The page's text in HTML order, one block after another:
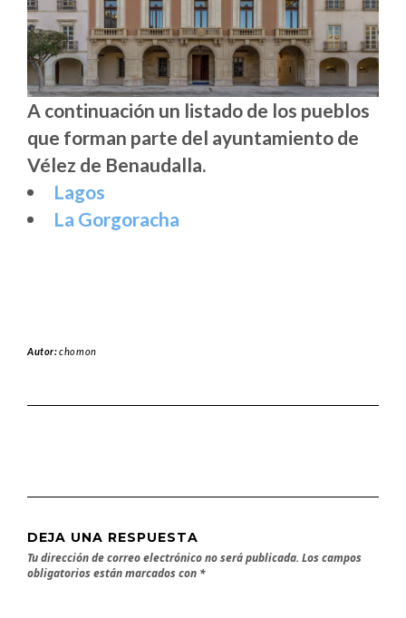
A continuación un listado de los pueblos
que forman parte del ayuntamiento de
Vélez de Benaudalla.
Lagos
La Gorgoracha
Autor:chomon
DEJA UNA RESPUESTA
Tu dirección de correo electrónico no será publicada. Los campos
obligatorios están marcados con *